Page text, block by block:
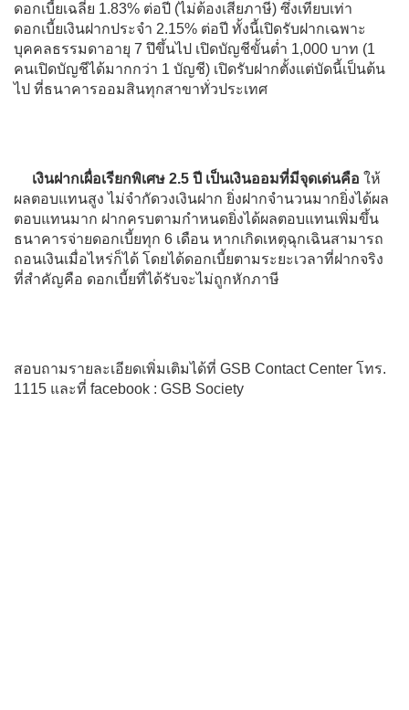
ดอกเบี้ยเฉลี่ย 1.83% ต่อปี (ไม่ต้องเสียภาษี) ซึ่งเทียบเท่า
ดอกเบี้ยเงินฝากประจำ 2.15% ต่อปี ทั้งนี้เปิดรับฝากเฉพาะ
บุคคลธรรมดาอายุ 7 ปึขึ้นไป เปิดบัญชีขั้นต่ำ 1,000 บาท (1
คนเปิดบัญชีได้มากกว่า 1 บัญชี) เปิดรับฝากตั้งแต่บัดนี้เป็นต้น
ไป ที่ธนาคารออมสินทุกสาขาทั่วประเทศ
เงินฝากเผื่อเรียกพิเศษ 2.5 ปี เป็นเงินออมที่มีจุดเด่นคือ ให้
ผลตอบแทนสูง ไม่จำกัดวงเงินฝาก ยิ่งฝากจำนวนมากยิ่งได้ผล
ตอบแทนมาก ฝากครบตามกำหนดยิ่งได้ผลตอบแทนเพิ่มขึ้น
ธนาคารจ่ายดอกเบี้ยทุก 6 เดือน หากเกิดเหตุฉุกเฉินสามารถ
ถอนเงินเมื่อไหร่ก็ได้ โดยได้ดอกเบี้ยตามระยะเวลาที่ฝากจริง
ที่สำคัญคือ ดอกเบี้ยที่ได้รับจะไม่ถูกหักภาษี
สอบถามรายละเอียดเพิ่มเติมได้ที่ GSB Contact Center โทร.
1115 และที่ facebook : GSB Society